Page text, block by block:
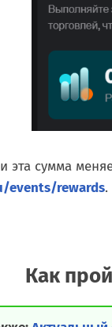
эта сумма
events/rewards.
Как